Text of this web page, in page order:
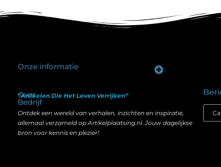
Over
Bedrijf
“Artikelen Die Het Leven Verrijken”
Ontdek een wereld van verhalen, inzichten en inspiratie,
allemaal verzameld op Artikelplaatsing.nl. Jouw dagelijkse
bron voor kennis en plezier!
Onze informatie